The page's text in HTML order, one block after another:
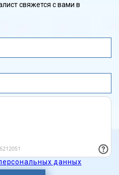
свяжется с вами в
данных